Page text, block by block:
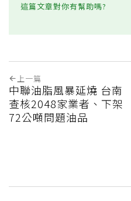
這篇文章對你有幫助嗎?
上一篇
中聯油脂風暴延燒 台南
查核2048家業者、下架
72公噸問題油品